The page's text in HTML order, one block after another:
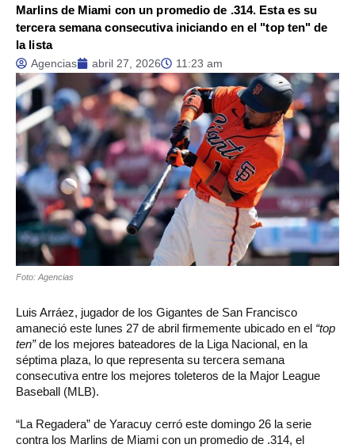
Marlins de Miami con un promedio de .314. Esta es su
tercera semana consecutiva iniciando en el "top ten" de
la lista
Agencias abril 27, 2026 11:23 am
Foto: Agencias
Luis Arráez, jugador de los Gigantes de San Francisco
amaneció este lunes 27 de abril firmemente ubicado en el “top
ten”de los mejores bateadores de la Liga Nacional, en la
séptima plaza, lo que representa su tercera semana
consecutiva entre los mejores toleteros de la Major League
Baseball (MLB).
“La Regadera” de Yaracuy cerró este domingo 26 la serie
contra los Marlins de Miami con un promedio de .314, el